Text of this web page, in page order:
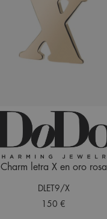
Charm letra X en oro rosa
DLET9/X
150 €